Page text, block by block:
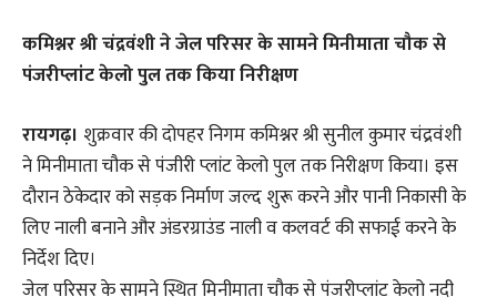
कमिश्नर श्री चंद्रवंशी ने जेल परिसर के सामने मिनीमाता चौक से
पंजरीप्लांट केलो पुल तक किया निरीक्षण
रायगढ़। शुक्रवार की दोपहर निगम कमिश्नर श्री सुनील कुमार चंद्रवंशी
ने मिनीमाता चौक से पंजीरी प्लांट केलो पुल तक निरीक्षण किया। इस
दौरान ठेकेदार को सड़क निर्माण जल्द शुरू करने और पानी निकासी के
लिए नाली बनाने और अंडरग्राउंड नाली व कलवर्ट की सफाई करने के
निर्देश दिए।
जेल परिसर के सामने स्थित मिनीमाता चौक से पंजरीप्लांट केलो नदी